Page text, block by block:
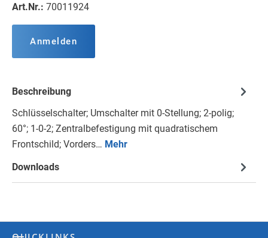
Art.Nr.: 70011924
Anmelden
Beschreibung
Schlüsselschalter; Umschalter mit 0-Stellung; 2-polig;
60°; 1-0-2; Zentralbefestigung mit quadratischem
Frontschild; Vorders… Mehr
Downloads